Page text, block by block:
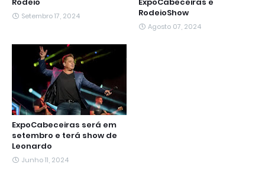
Setembro 17, 2024
RodeioShow
Agosto 07, 2024
ExpoCabeceiras será em
setembro e terá show de
Leonardo
Junho 11, 2024